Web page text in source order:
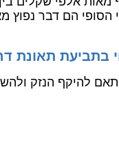
הסופי הם דבר נפוץ
בתביעת תאונת
להיקף הנזק